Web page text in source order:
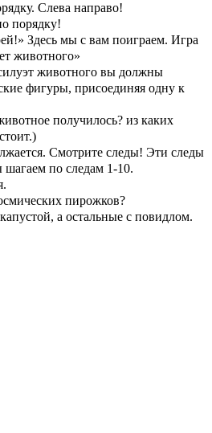
Слева направо!
порядку!
Здесь мы с вам поиграем. Игра
животного»
животного вы должны
фигуры, присоединяя одну к
получилось? из каких
Смотрите следы! Эти следы
по следам 1-10.
пирожков?
а остальные с повидлом.